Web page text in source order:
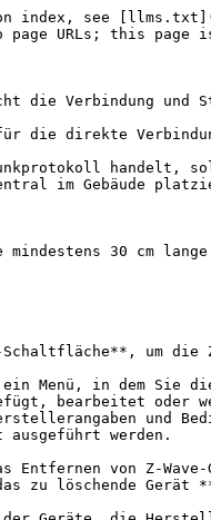
index, see
URLs; this page
die Verbindung und
die direkte
handelt,
im Gebäude
30 cm
und
werden.